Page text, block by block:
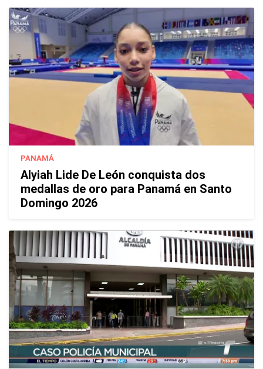
PANAMÁ
Alyiah Lide De León conquista dos
medallas de oro para Panamá en Santo
Domingo 2026